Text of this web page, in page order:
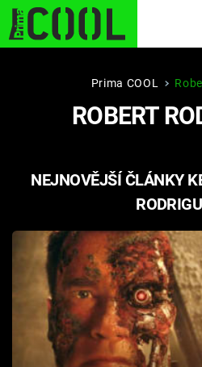
STARHOUSE BUFFY,
PLNEJ KOTEL
Filmy
Seriály
Hry
Prima COOL
ROBERT
NEJNOVĚJŠÍ ČLÁNKY